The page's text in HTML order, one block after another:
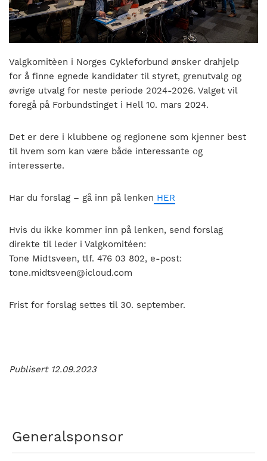
til
bli
en
folkesport.
Valgkomitèen i Norges Cykleforbund ønsker drahjelp
for å finne egnede kandidater til styret, grenutvalg og
øvrige utvalg for neste periode 2024-2026. Valget vil
foregå på Forbundstinget i Hell 10. mars 2024.
Det er dere i klubbene og regionene som kjenner best
til hvem som kan være både interessante og
interesserte.
Har du forslag – gå inn på lenken HER
Hvis du ikke kommer inn på lenken, send forslag
direkte til leder i Valgkomitéen:
Tone Midtsveen, tlf. 476 03 802, e-post:
tone.midtsveen@icloud.com
Frist for forslag settes til 30. september.
Publisert 12.09.2023
Generalsponsor